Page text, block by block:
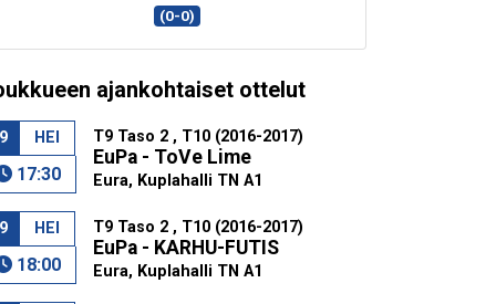
(0-0)
ajankohtaiset ottelut
HEI
17:30
T9 Taso 2 , T10 (2016-2017)
EuPa - ToVe Lime
Eura, Kuplahalli TN A1
HEI
18:00
T9 Taso 2 , T10 (2016-2017)
EuPa - KARHU-FUTIS
Eura, Kuplahalli TN A1